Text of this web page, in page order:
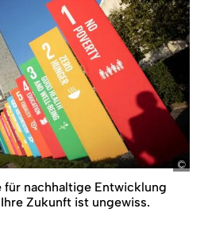
nachhaltige Entwicklung
Zukunft ist ungewiss.